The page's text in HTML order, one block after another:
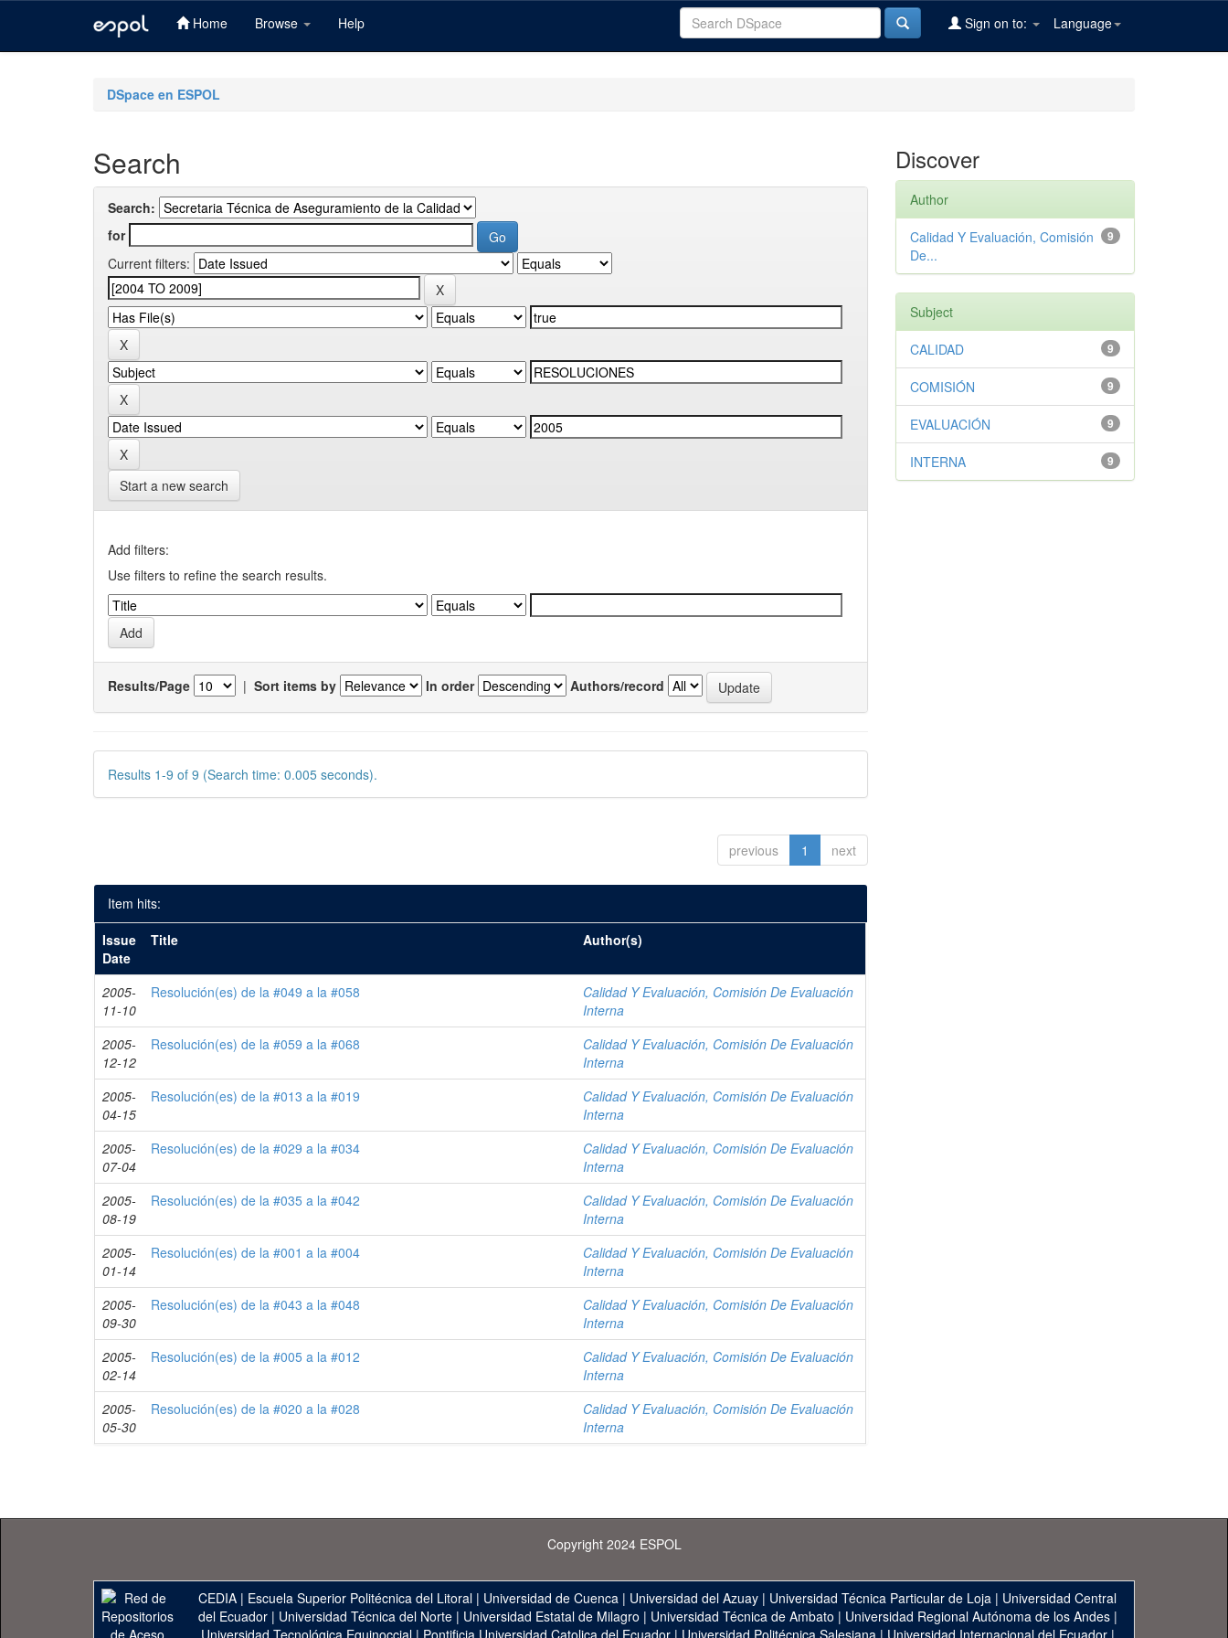
Home Browse Help Language
Sign on to:
DSpace en ESPOL
Search
Search:
for
Current filters:
Start a new search
Add filters:
Use filters to refine the search results.
Results/Page | Sort items by In order Authors/record
Results 1-9 of 9 (Search time: 0.005 seconds).
previous 1 next
Item hits:
Issue
Date
Title Author(s)
2005-
11-10
Resolución(es) de la #049 a la #058
Calidad Y Evaluación, Comisión De Evaluación
Interna
2005-
12-12
Resolución(es) de la #059 a la #068
Calidad Y Evaluación, Comisión De Evaluación
Interna
2005-
04-15
Resolución(es) de la #013 a la #019
Calidad Y Evaluación, Comisión De Evaluación
Interna
2005-
07-04
Resolución(es) de la #029 a la #034
Calidad Y Evaluación, Comisión De Evaluación
Interna
2005-
08-19
Resolución(es) de la #035 a la #042
Calidad Y Evaluación, Comisión De Evaluación
Interna
2005-
01-14
Resolución(es) de la #001 a la #004
Calidad Y Evaluación, Comisión De Evaluación
Interna
2005-
09-30
Resolución(es) de la #043 a la #048
Calidad Y Evaluación, Comisión De Evaluación
Interna
2005-
02-14
Resolución(es) de la #005 a la #012
Calidad Y Evaluación, Comisión De Evaluación
Interna
2005-
05-30
Resolución(es) de la #020 a la #028
Calidad Y Evaluación, Comisión De Evaluación
Interna
Discover
Author
9
Calidad Y Evaluación, Comisión
De...
Subject
9
CALIDAD
9
COMISIÓN
9
EVALUACIÓN
9
INTERNA
Copyright 2024 ESPOL
CEDIA | Escuela Superior Politécnica del Litoral | Universidad de Cuenca | Universidad del Azuay | Universidad Técnica Particular de Loja | Universidad Central
del Ecuador| Universidad Técnica del Norte| Universidad Estatal de Milagro | Universidad Técnica de Ambato | Universidad Regional Autónoma de los Andes|
Universidad Tecnológica Equinoccial| Pontificia Universidad Catolica del Ecuador| Universidad Politécnica Salesiana | Universidad Internacional del Ecuador|